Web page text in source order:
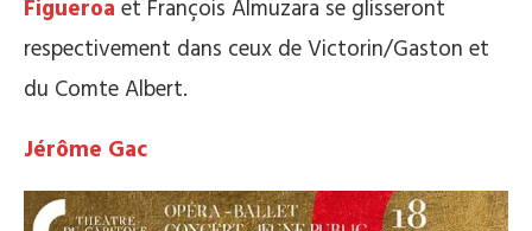
Figueroa et François Almuzara se glisseront
respectivement dans ceux de Victorin/Gaston et
du Comte Albert.
Jérôme Gac